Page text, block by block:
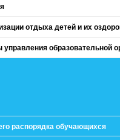
отдыха детей и их
управления образовательной
распорядка обучающихся